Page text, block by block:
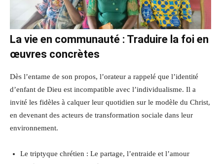
La vie en communauté : Traduire la foi en
œuvres concrètes
Dès l’entame de son propos, l’orateur a rappelé que l’identité
d’enfant de Dieu est incompatible avec l’individualisme. Il a
invité les fidèles à calquer leur quotidien sur le modèle du Christ,
en devenant des acteurs de transformation sociale dans leur
environnement.
Le triptyque chrétien : Le partage, l’entraide et l’amour